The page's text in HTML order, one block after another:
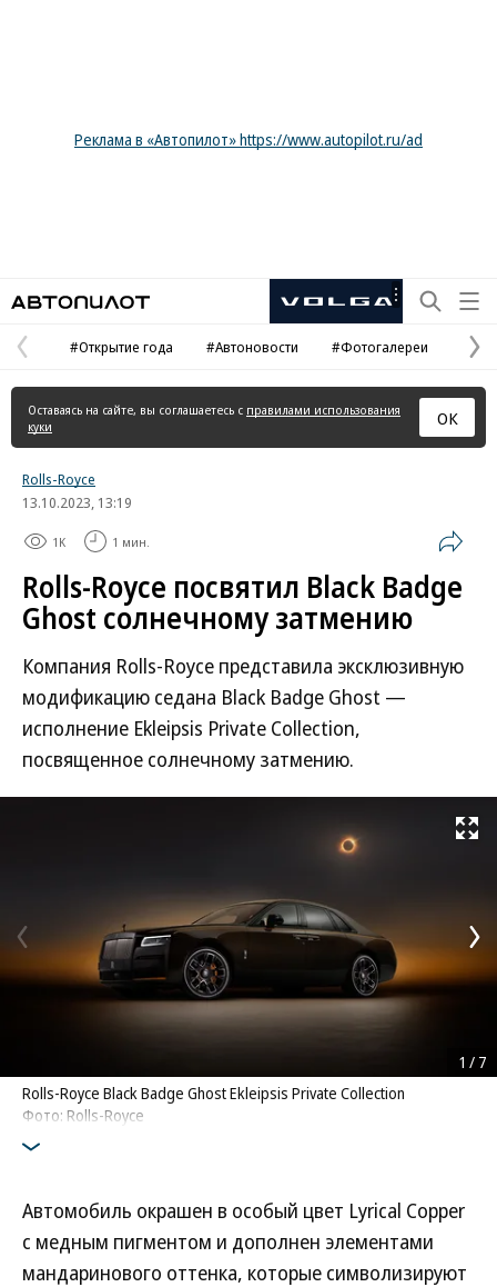
Реклама в «Автопилот» https://www.autopilot.ru/ad
Рекламная
Предыдущая
страница
#Открытие года #Автоновости #Фотогалереи
Оставаясь на сайте, вы соглашаетесь с правилами использования
куки
ОК
Rolls-Royce
13.10.2023, 13:19
1K 1 мин.
Rolls-Royce посвятил Black Badge
Ghost солнечному затмению
Компания Rolls-Royce представила эксклюзивную
модификацию седана Black Badge Ghost —
исполнение Ekleipsis Private Collection,
посвященное солнечному затмению.
Развернуть
Rolls-Royce Black Badge Ghost Ekleipsis Private Collection
Фото: Rolls-Royce
1 / 7
Автомобиль окрашен в особый цвет Lyrical Copper
с медным пигментом и дополнен элементами
мандаринового оттенка, которые символизируют